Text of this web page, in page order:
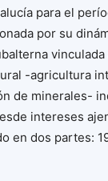
para el
por su
-agricultura
de minerales-
intereses
en dos partes: